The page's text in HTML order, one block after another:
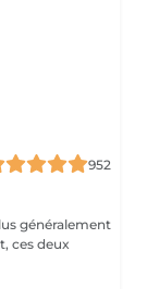
952
généralement
ces deux